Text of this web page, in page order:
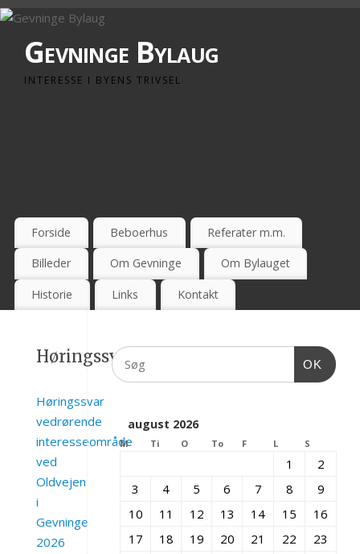
Gevninge Bylaug
INTERESSE I BYENS TRIVSEL
Forside Beboerhus Referater m.m.
Billeder Om Gevninge Om Bylauget
Historie Links Kontakt
Høringssvar
Høringssvar
vedrørende
interesseområde
ved
Oldvejen
i
Gevninge
2026
OK
august 2026
M Ti O To F L S
1
2
3
4 5 6 7 8
9
10
11 12 13 14 15
16
17
18 19 20 21 22
23